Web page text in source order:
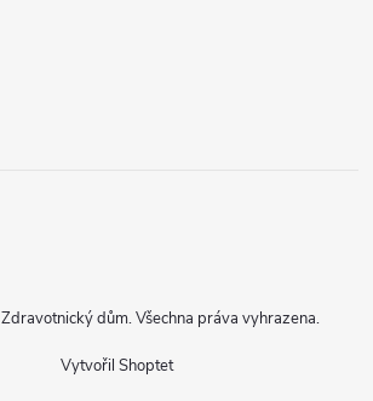
Vytvořil Shoptet
Zdravotnický dům. Všechna práva vyhrazena.